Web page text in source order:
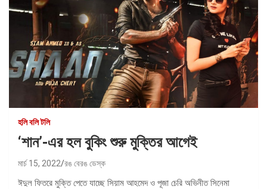
হলি বলি টলি
‘শান’-এর হল বুকিং শুরু মুক্তির আগেই
মার্চ 15, 2022 রঙ বেরঙ ডেস্ক
ঈদুল ফিতরে মুক্তি পেতে যাচ্ছে সিয়াম আহমেদ ও পূজা চেরি অভিনীত সিনেমা